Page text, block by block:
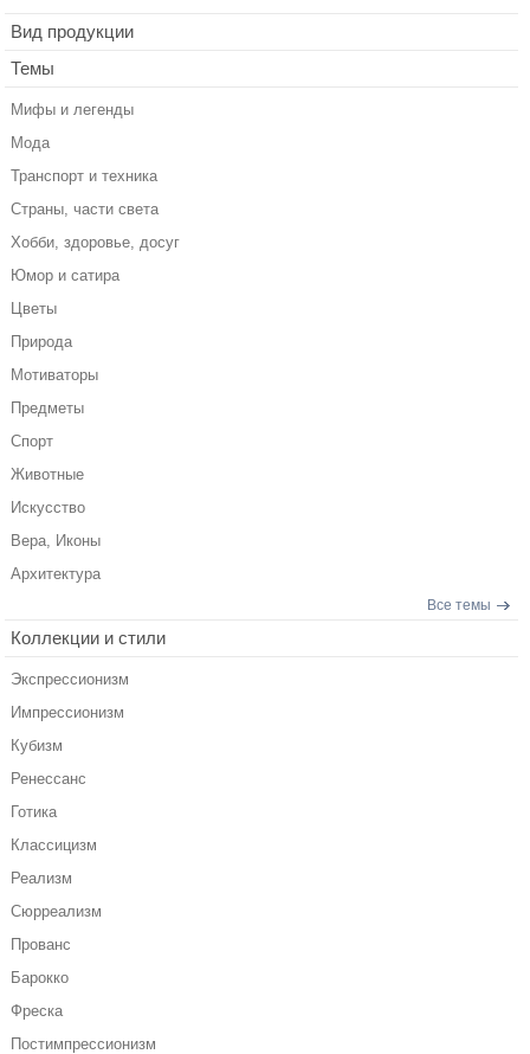
Вид продукции
Темы
Мифы и легенды
Мода
Транспорт и техника
Страны, части света
Хобби, здоровье, досуг
Юмор и сатира
Цветы
Природа
Мотиваторы
Предметы
Спорт
Животные
Искусство
Вера, Иконы
Архитектура
Все темы
Коллекции и стили
Экспрессионизм
Импрессионизм
Кубизм
Ренессанс
Готика
Классицизм
Реализм
Сюрреализм
Прованс
Барокко
Фреска
Постимпрессионизм